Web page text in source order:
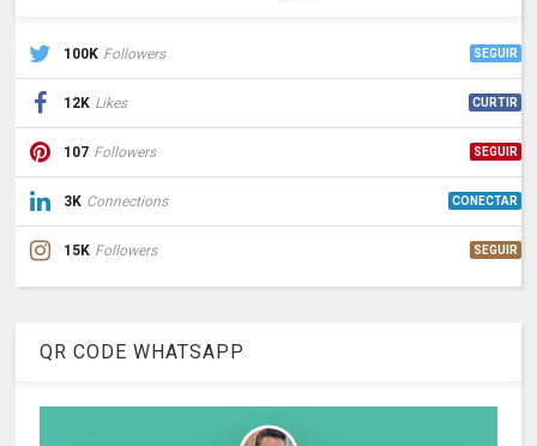
100K Followers SEGUIR
12K Likes CURTIR
107 Followers SEGUIR
3K Connections CONECTAR
15K Followers SEGUIR
QR CODE WHATSAPP